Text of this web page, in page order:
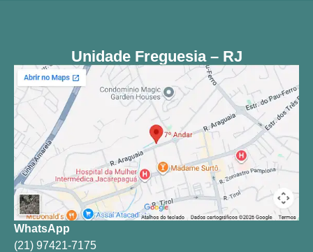
Unidade Freguesia – RJ
WhatsApp
(21) 97421-7175